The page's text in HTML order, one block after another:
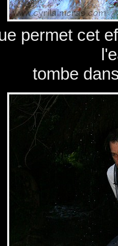
permet cet
tombe